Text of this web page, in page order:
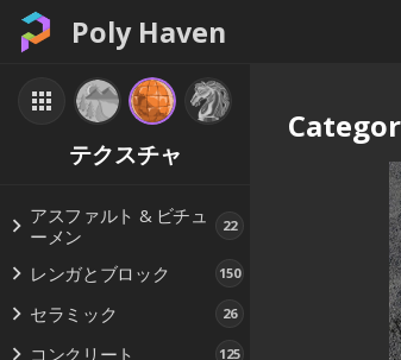
Poly Haven
テクスチャ
アスファルト & ビチュ
ーメン
22
レンガとブロック 150
セラミック 26
コンクリート 125